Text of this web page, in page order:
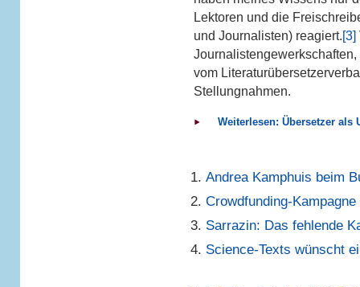
Lektoren und die
und Journalisten) reagiert.[3]
vom
Stellungnahmen.
Weiterlesen: Übersetzer als
Andrea Kamphuis beim
Crowdfunding-
Sarrazin: Das fehlende
Science-Texts wünscht